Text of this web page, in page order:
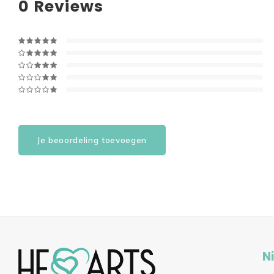
0 Reviews
Je beoordeling toevoegen